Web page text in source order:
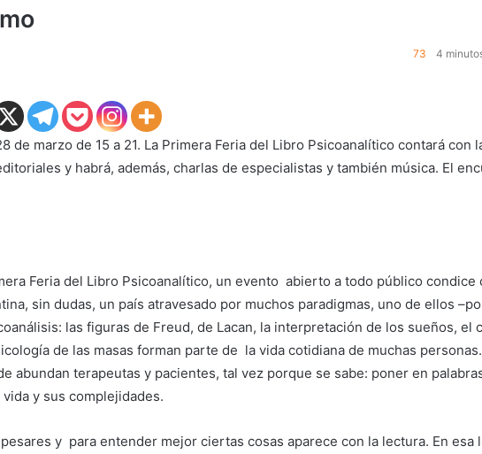
73 4
de marzo de 15 a 21. La Primera Feria del Libro Psicoanalítico contará con
y habrá, además, charlas de especialistas y también música. El
Feria del Libro Psicoanalítico, un evento abierto a todo público condice
sin dudas, un país atravesado por muchos paradigmas, uno de ellos
las figuras de Freud, de Lacan, la interpretación de los sueños, el
de las masas forman parte de la vida cotidiana de muchas
abundan terapeutas y pacientes, tal vez porque se sabe: poner en
y sus complejidades.
y para entender mejor ciertas cosas aparece con la lectura. En esa